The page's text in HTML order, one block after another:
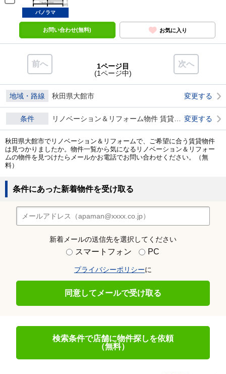
パノラマ
お問い合わせ(無料) お気に入り
前へ 次へ
1ページ目
(1ページ中)
地域・路線 秋田県大館市 変更する
条件 変更する
秋田県大館市でリノベーション＆リフォームで、ご希望に合う賃貸物件
は見つかりましたか。物件一覧から気になるリノベーション＆リフォー
ムの物件を見つけたらメールかお電話でお問い合わせください。（無
料）
条件にあった新着物件を受け取る
新着メールの送信先を選択してください
スマートフォン PC
プライバシーポリシーに
同意してメールで受け取る
検索条件で店舗に物件探しを依頼
（無料）